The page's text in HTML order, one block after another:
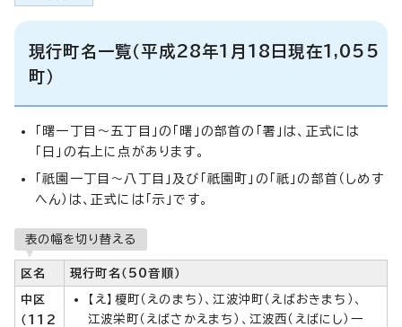
現行町名一覧（平成28年1月18日現在1,055
町）
「曙一丁目～五丁目」の「曙」の部首の「署」は、正式には
「日」の右上に点があります。
「祇園一丁目～八丁目」及び「祇園町」の「祇」の部首（しめす
へん）は、正式には「示」です。
表の幅を切り替える
区名 現行町名 （50音順）
中区
（112
【え】榎町（えのまち）、江波沖町（えばおきまち）、
江波栄町（えばさかえまち）、江波西（えばにし）一